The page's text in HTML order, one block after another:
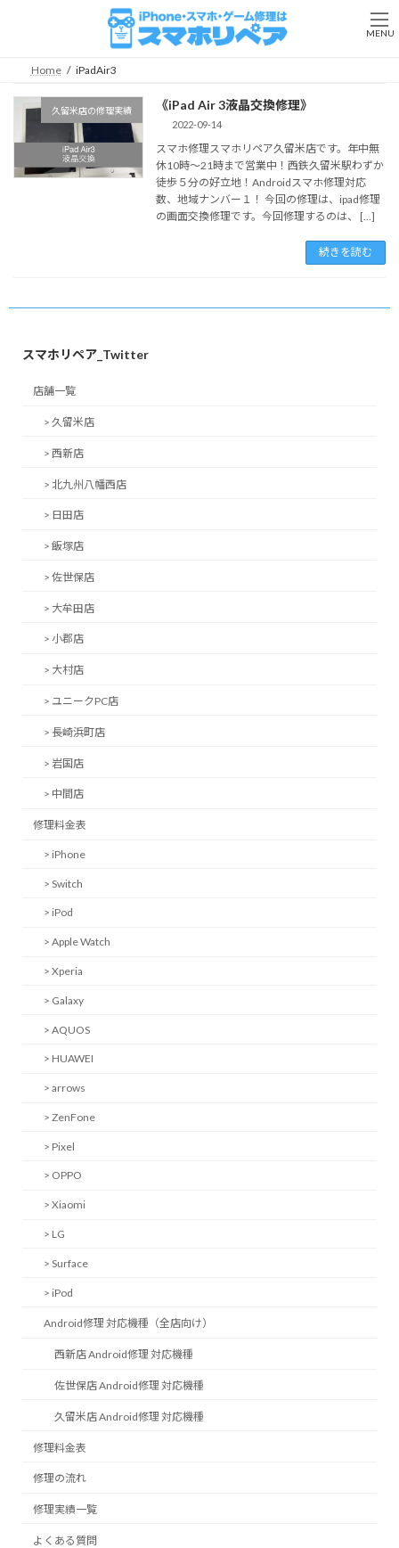
Home iPadAir3
久留米店の修理実績 《iPad Air 3液晶交換修理》
2022-09-14
スマホ修理スマホリペア久留米店です。年中無
休10時～21時まで営業中！西鉄久留米駅わずか
徒歩５分の好立地！Androidスマホ修理対応
数、地域ナンバー１！ 今回の修理は、ipad修理
の画面交換修理です。今回修理するのは、 […]
続きを読む
スマホリペア_Twitter
店舗一覧
> 久留米店
> 西新店
> 北九州八幡西店
> 日田店
> 飯塚店
> 佐世保店
> 大牟田店
> 小郡店
> 大村店
> ユニークPC店
> 長崎浜町店
> 岩国店
> 中間店
修理料金表
> iPhone
> Switch
> iPod
> Apple Watch
> Xperia
> Galaxy
> AQUOS
> HUAWEI
> arrows
> ZenFone
> Pixel
> OPPO
> Xiaomi
> LG
> Surface
> iPod
Android修理 対応機種（全店向け）
西新店 Android修理 対応機種
佐世保店 Android修理 対応機種
久留米店 Android修理 対応機種
修理料金表
修理の流れ
修理実績一覧
よくある質問
MENU